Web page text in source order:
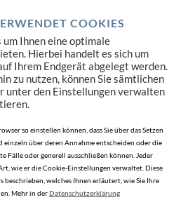
COOKIES
Ihnen eine optimale
Hierbei handelt es sich um
Ihrem Endgerät abgelegt werden.
zu nutzen, können Sie sämtlichen
unter den Einstellungen verwalten
so einstellen können, dass Sie über das Setzen
über deren Annahme entscheiden oder die
Fälle oder generell ausschließen können. Jeder
wie er die Cookie-Einstellungen verwaltet. Diese
beschrieben, welches Ihnen erläutert, wie Sie Ihre
Mehr in derDatenschutzerklärung